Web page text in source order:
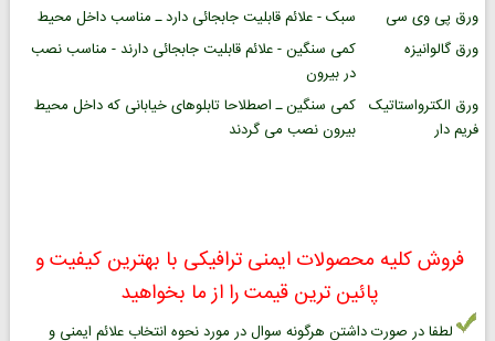
ورق پی وی سی
سبک - علائم قابلیت جابجائی دارد ـ مناسب داخل محیط
ورق گالوانیزه
کمی سنگین - علائم قابلیت جابجائی دارند - مناسب نصب
در بیرون
ورق الکترواستاتیک
فریم دار
کمی سنگین ـ اصطلاحا تابلوهای خیابانی که داخل محیط
بیرون نصب می گردند
فروش کلیه محصولات ایمنی ترافیکی با بهترین کیفیت و
پائین ترین قیمت را از ما بخواهید
لطفا در صورت داشتن هرگونه سوال در مورد نحوه انتخاب علائم ایمنی و